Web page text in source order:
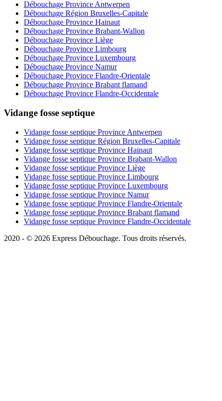
Débouchage Province Antwerpen
Débouchage Région Bruxelles-Capitale
Débouchage Province Hainaut
Débouchage Province Brabant-Wallon
Débouchage Province Liège
Débouchage Province Limbourg
Débouchage Province Luxembourg
Débouchage Province Namur
Débouchage Province Flandre-Orientale
Débouchage Province Brabant flamand
Débouchage Province Flandre-Occidentale
Vidange fosse septique
Vidange fosse septique Province Antwerpen
Vidange fosse septique Région Bruxelles-Capitale
Vidange fosse septique Province Hainaut
Vidange fosse septique Province Brabant-Wallon
Vidange fosse septique Province Liège
Vidange fosse septique Province Limbourg
Vidange fosse septique Province Luxembourg
Vidange fosse septique Province Namur
Vidange fosse septique Province Flandre-Orientale
Vidange fosse septique Province Brabant flamand
Vidange fosse septique Province Flandre-Occidentale
2020 - © 2026 Express Débouchage. Tous droits réservés.